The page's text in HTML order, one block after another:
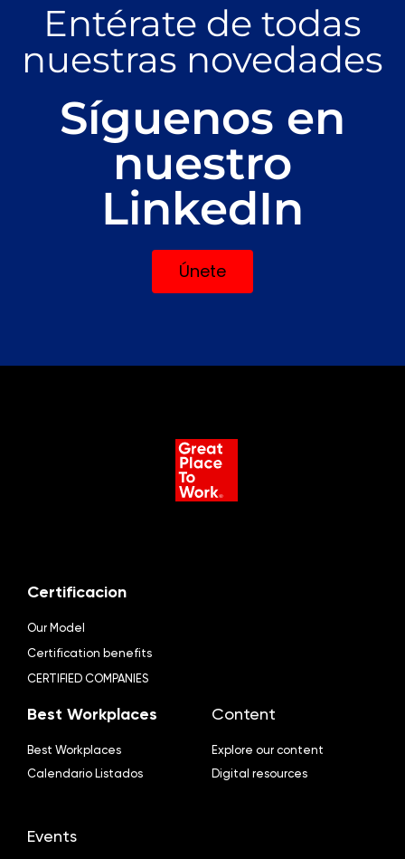
Entérate de todas
nuestras novedades
Síguenos en
nuestro
LinkedIn
Únete
Certificacion
Our Model
Certification benefits
CERTIFIED COMPANIES
Best Workplaces
Best Workplaces
Calendario Listados
Content
Explore our content
Digital resources
Events